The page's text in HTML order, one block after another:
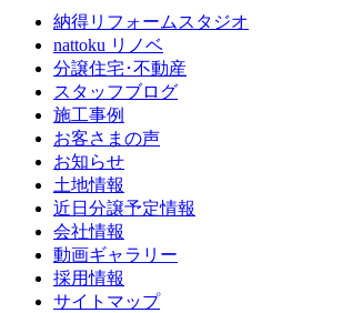
納得リフォームスタジオ
nattoku リノベ
分譲住宅･不動産
スタッフブログ
施工事例
お客さまの声
お知らせ
土地情報
近日分譲予定情報
会社情報
動画ギャラリー
採用情報
サイトマップ